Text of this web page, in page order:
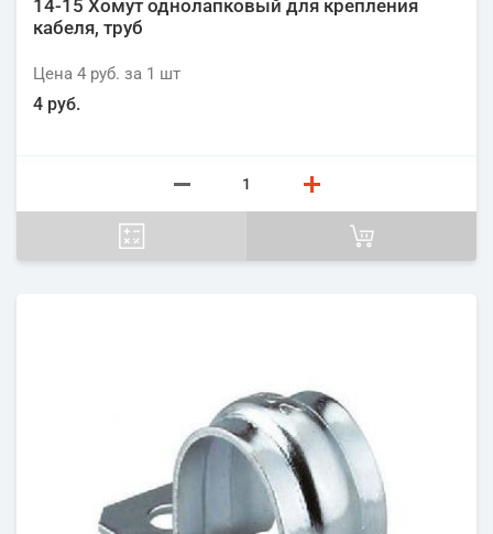
14-15 Хомут однолапковый для крепления
кабеля, труб
Цена 4 руб. за 1 шт
4 руб.